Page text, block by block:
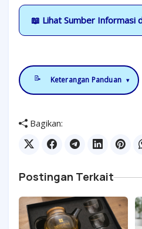
📖 Lihat Sumber Informasi
📝 Keterangan Panduan ▾
Bagikan:
Postingan Terkait